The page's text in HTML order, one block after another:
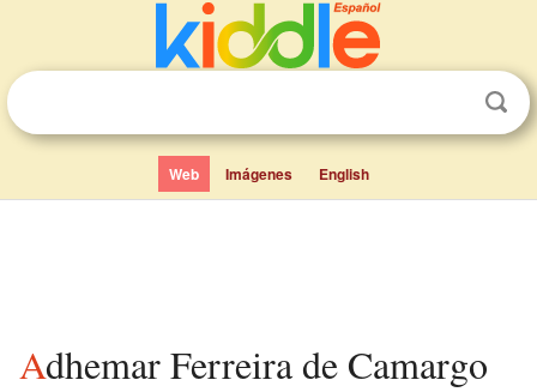
Web Imágenes English
Adhemar Ferreira de Camargo